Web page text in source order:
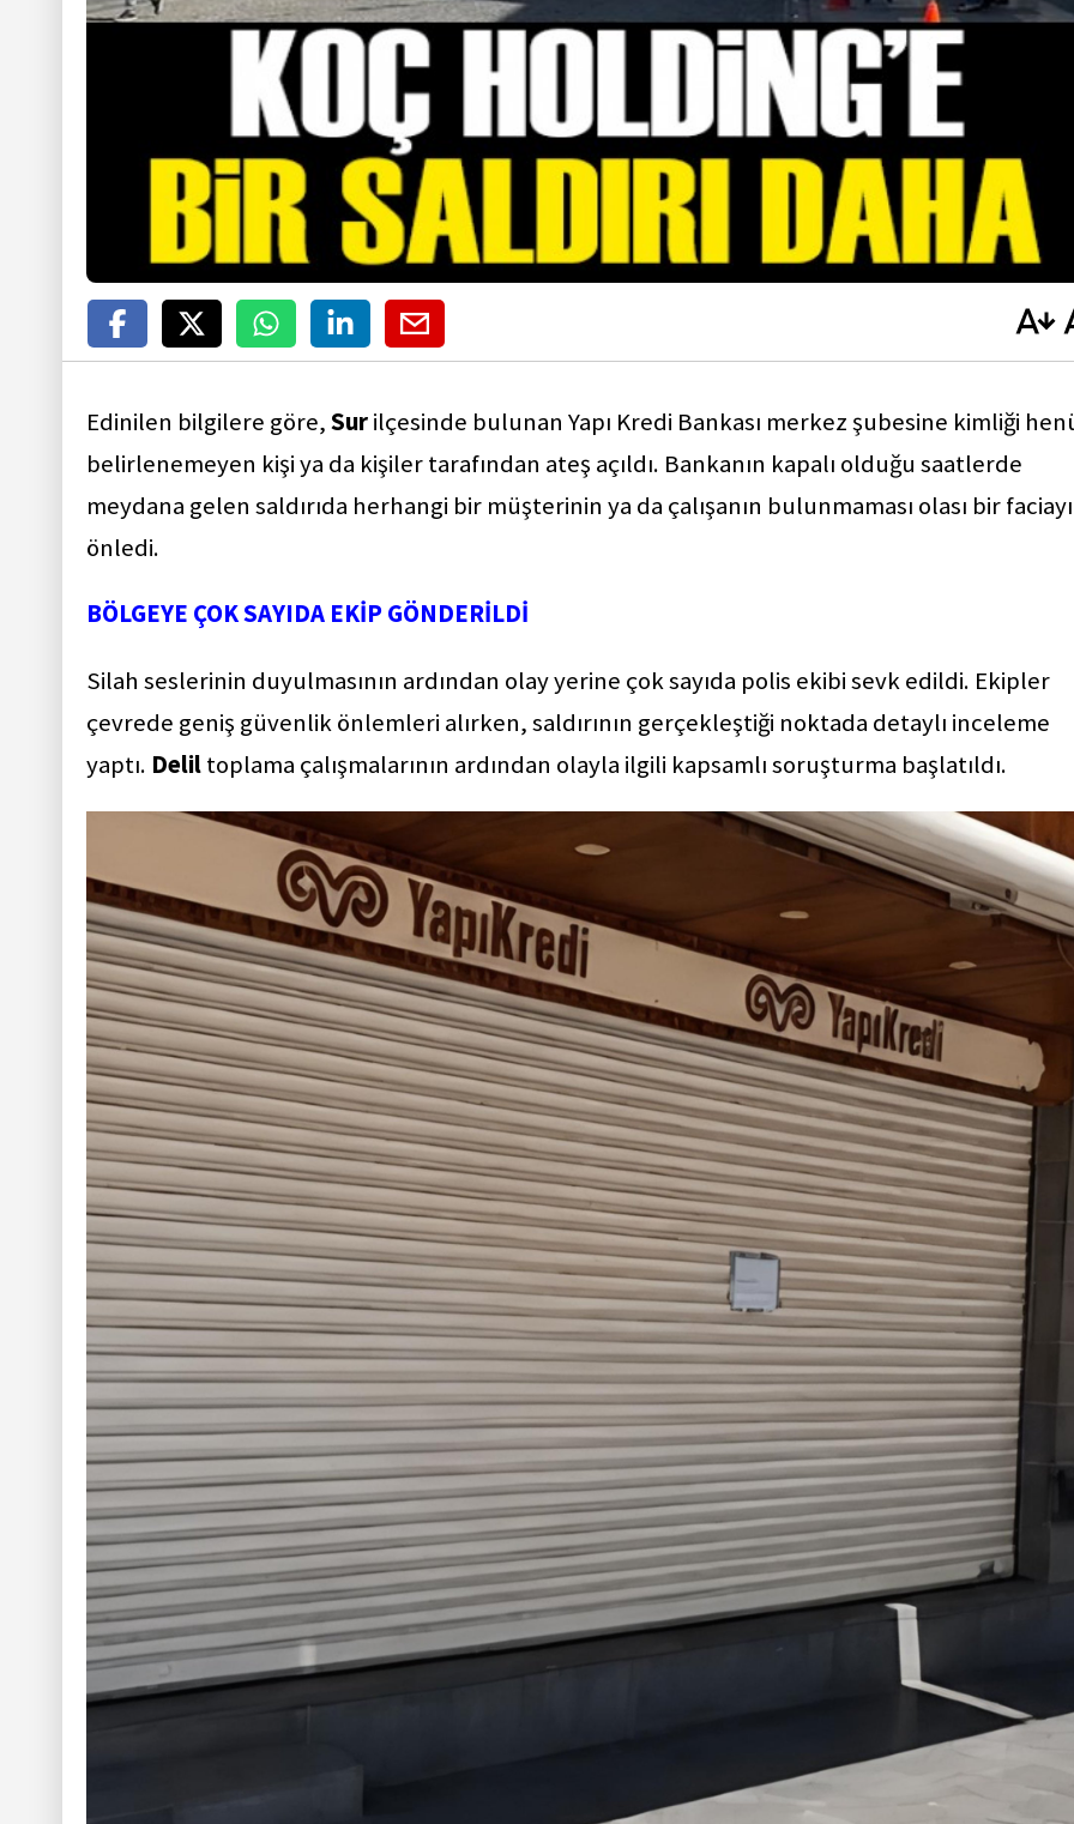
Edinilen bilgilere göre,Surilçesinde bulunan Yapı Kredi Bankası merkez şubesine kimliği
belirlenemeyen kişi ya da kişiler tarafından ateş açıldı. Bankanın kapalı olduğu saatlerde
meydana gelen saldırıda herhangi bir müşterinin ya da çalışanın bulunmaması olası bir faciayı
önledi.
BÖLGEYE ÇOK SAYIDA EKİP GÖNDERİLDİ
Silah seslerinin duyulmasının ardından olay yerine çok sayıda polis ekibi sevk edildi. Ekipler
çevrede geniş güvenlik önlemleri alırken, saldırının gerçekleştiği noktada detaylı inceleme
yaptı. Deliltoplama çalışmalarının ardından olayla ilgili kapsamlı soruşturma başlatıldı.